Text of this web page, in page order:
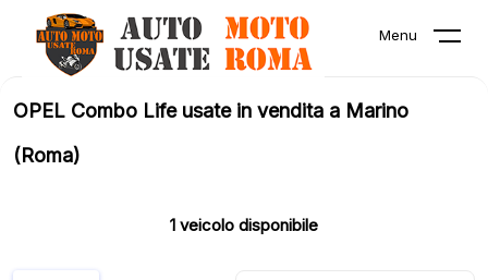
Menu
OPEL Combo Life usate in vendita a Marino
(Roma)
1 veicolo disponibile